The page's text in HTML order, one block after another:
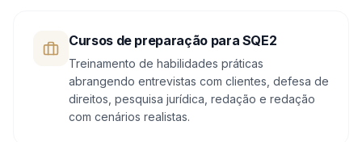
Cursos de preparação para SQE2
Treinamento de habilidades práticas
abrangendo entrevistas com clientes, defesa de
direitos, pesquisa jurídica, redação e redação
com cenários realistas.